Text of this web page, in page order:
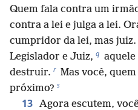
Quem fala contra um
contra a lei e julga a lei.
cumpridor da lei, mas juiz.
Legislador e Juiz, q aquele
destruir. r Mas você,
próximo? s
13 Agora escutem,